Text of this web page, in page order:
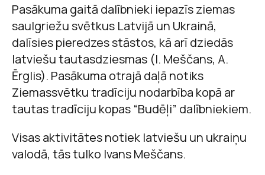
Pasākuma gaitā dalībnieki iepazīs ziemas
saulgriežu svētkus Latvijā un Ukrainā,
dalīsies pieredzes stāstos, kā arī dziedās
latviešu tautasdziesmas (I. Meščans, A.
Ērglis). Pasākuma otrajā daļā notiks
Ziemassvētku tradīciju nodarbība kopā ar
tautas tradīciju kopas “Budēļi” dalībniekiem.
Visas aktivitātes notiek latviešu un ukraiņu
valodā, tās tulko Ivans Meščans.